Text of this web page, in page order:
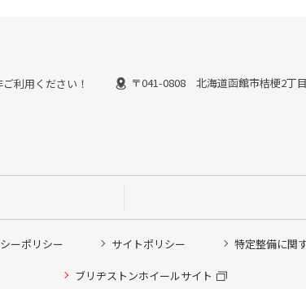
利用ください！ 〒041-0808 北海道函館市桔梗2丁
ーポリシー サイトポリシー 特定整備に関
ブリヂストンホイールサイト
約
契約会員の方はこちらを選択ください